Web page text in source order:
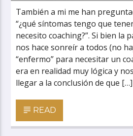
También a mi me han
“¿qué síntomas tengo que
necesito coaching?”. Si bien la
nos hace sonreír a todos (no
“enfermo” para necesitar un
era en realidad muy lógica y
llegar a la conclusión de que […]
READ